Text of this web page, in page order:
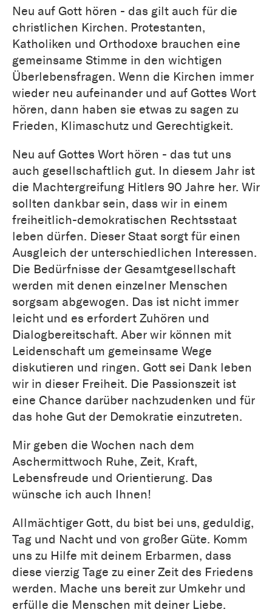
Neu auf Gott hören - das gilt auch für die
christlichen Kirchen. Protestanten,
Katholiken und Orthodoxe brauchen eine
gemeinsame Stimme in den wichtigen
Überlebensfragen. Wenn die Kirchen immer
wieder neu aufeinander und auf Gottes Wort
hören, dann haben sie etwas zu sagen zu
Frieden, Klimaschutz und Gerechtigkeit.
Neu auf Gottes Wort hören - das tut uns
auch gesellschaftlich gut. In diesem Jahr ist
die Machtergreifung Hitlers 90 Jahre her. Wir
sollten dankbar sein, dass wir in einem
freiheitlich-demokratischen Rechtsstaat
leben dürfen. Dieser Staat sorgt für einen
Ausgleich der unterschiedlichen Interessen.
Die Bedürfnisse der Gesamtgesellschaft
werden mit denen einzelner Menschen
sorgsam abgewogen. Das ist nicht immer
leicht und es erfordert Zuhören und
Dialogbereitschaft. Aber wir können mit
Leidenschaft um gemeinsame Wege
diskutieren und ringen. Gott sei Dank leben
wir in dieser Freiheit. Die Passionszeit ist
eine Chance darüber nachzudenken und für
das hohe Gut der Demokratie einzutreten.
Mir geben die Wochen nach dem
Aschermittwoch Ruhe, Zeit, Kraft,
Lebensfreude und Orientierung. Das
wünsche ich auch Ihnen!
Allmächtiger Gott, du bist bei uns, geduldig,
Tag und Nacht und von großer Güte. Komm
uns zu Hilfe mit deinem Erbarmen, dass
diese vierzig Tage zu einer Zeit des Friedens
werden. Mache uns bereit zur Umkehr und
erfülle die Menschen mit deiner Liebe.